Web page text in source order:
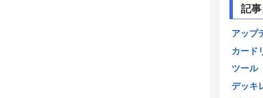
記
アップ
カード
ツール
デッキ